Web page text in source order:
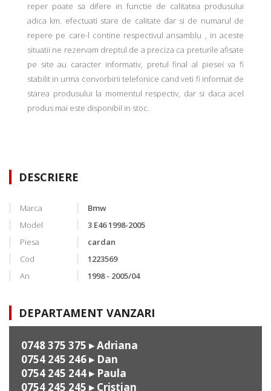
reper poate sa difere in functie de calitatea produsului
adica km. efectuati stare de calitate dar si de numarul de
repere pe care-l contine respectivul ansamblu , in aceste
situatii ne rezervam dreptul de a preciza ca preturile afisate
pe site au caracter informativ, pretul final al piesei va fi
stabilit in urma convorbirii telefonice cand veti fi informat de
starea produsului la momentul respectiv, dar si daca acel
produs mai este disponibil in stoc.
DESCRIERE
Marca
Bmw
Model
3 E46 1998-2005
Piesa
cardan
Cod
1223569
An
1998 - 2005/04
DEPARTAMENT VANZARI
0748 375 375 ▸ Adriana
0754 245 246▸ Dan
0754 245 244▸ Paula
0754 245 245 ▸ Cristian